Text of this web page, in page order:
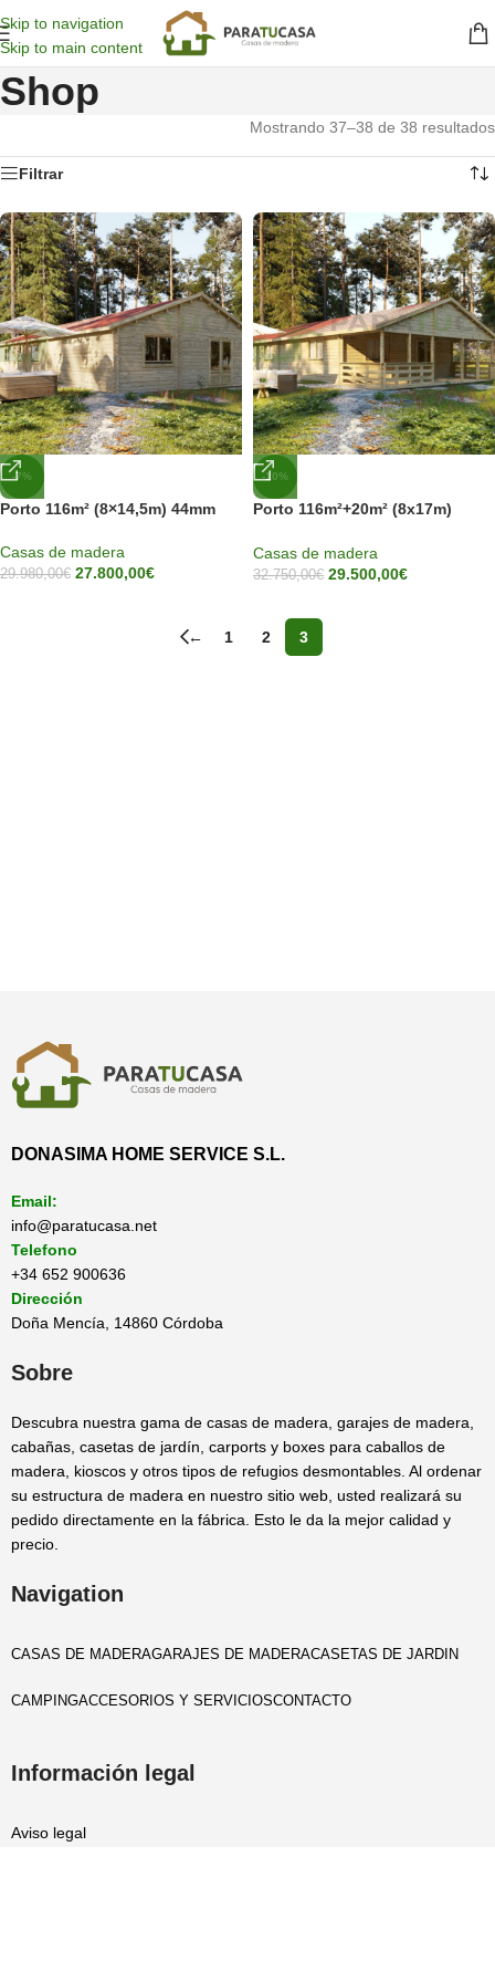
Skip to navigation
Skip to main content
Shop
Mostrando 37–38 de 38 resultados
Filtrar
-7%
Porto 116m² (8×14,5m) 44mm
Casas de madera
29.980,00€ 27.800,00€
-10%
Porto 116m²+20m² (8x17m)
Casas de madera
32.750,00€ 29.500,00€
← 1 2 3
DONASIMA HOME SERVICE S.L.
Email:
info@paratucasa.net
Telefono
+34 652 900636
Dirección
Doña Mencía, 14860 Córdoba
Sobre
Descubra nuestra gama de casas de madera, garajes de madera,
cabañas, casetas de jardín, carports y boxes para caballos de
madera, kioscos y otros tipos de refugios desmontables. Al ordenar
su estructura de madera en nuestro sitio web, usted realizará su
pedido directamente en la fábrica. Esto le da la mejor calidad y
precio.
Navigation
CASAS DE MADERAGARAJES DE MADERACASETAS DE JARDIN
CAMPINGACCESORIOS Y SERVICIOSCONTACTO
Información legal
Aviso legal